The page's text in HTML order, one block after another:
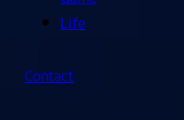
Life
Contact